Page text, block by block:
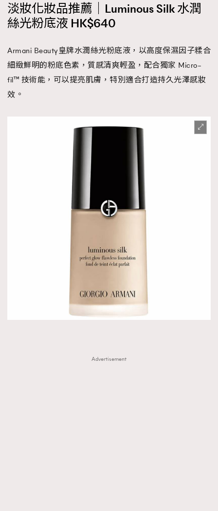
淡妝化妝品推薦｜Luminous Silk 水潤
絲光粉底液 HK$640
Armani Beauty皇牌水潤絲光粉底液，以高度保濕因子糅合
細緻鮮明的粉底色素，質感清爽輕盈，配合獨家 Micro–
fil™ 技術能，可以提亮肌膚，特別適合打造持久光澤感妝
效。
Advertisement